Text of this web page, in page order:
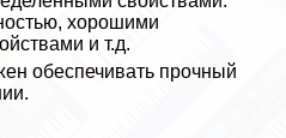
хорошими
и т.д.
обеспечивать прочный